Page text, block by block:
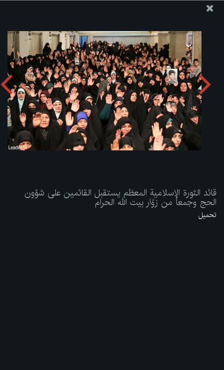
قائد الثورة الإسلامية المعظم يستقبل القائمين على شؤون الحج
وجمعاً من زوّار بيت الله الحرام
تحميل الألبوم:zip
قائد الثورة الإسلامية المعظم يستقبل القائمين على شؤون
الحج وجمعاً من زوّار بيت الله الحرام
تحميل